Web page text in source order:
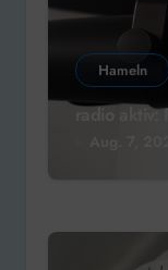
Hameln
radio aktiv: